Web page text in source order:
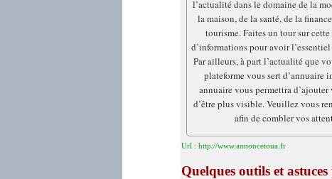
l’actualité dans le domaine de la
la maison, de la santé, de la
tourisme. Faites un tour sur
d’informations pour avoir
Par ailleurs, à part l’actualité que
plateforme vous sert d’annuaire
annuaire vous permettra d’ajouter
d’être plus visible. Veuillez vous
afin de combler vos
Url : http://www.annoncetoua.fr
Quelques outils et